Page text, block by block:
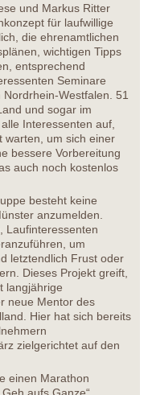
und Markus Ritter
für laufwillige
die ehrenamtlichen
wichtigen Tipps
entsprechend
Seminare
Westfalen. 51
und sogar im
Interessenten auf,
warten, um sich einer
bessere Vorbereitung
auch noch kostenlos
besteht keine
anzumelden.
Laufinteressenten
um
letztendlich Frust oder
Dieses Projekt greift,
langjährige
neue Mentor des
Hier hat sich bereits
zielgerichtet auf den
einen Marathon
aufs Ganze“